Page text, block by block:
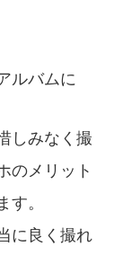
ルバムに
しみなく撮
のメリット
。
に良く撮れ